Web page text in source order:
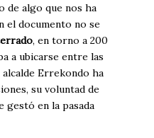
de algo que nos ha
el documento no se
, en torno a 200
a ubicarse entre las
alcalde Errekondo ha
su voluntad de
en la pasada